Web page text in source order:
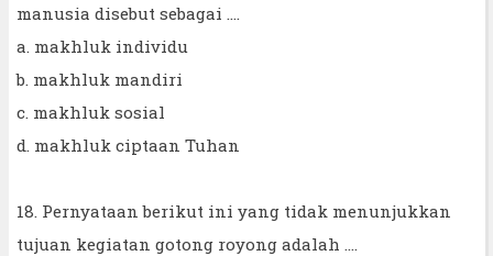
manusia disebut sebagai ....
a. makhluk individu
b. makhluk mandiri
c. makhluk sosial
d. makhluk ciptaan Tuhan
18. Pernyataan berikut ini yang tidak menunjukkan
tujuan kegiatan gotong royong adalah ….